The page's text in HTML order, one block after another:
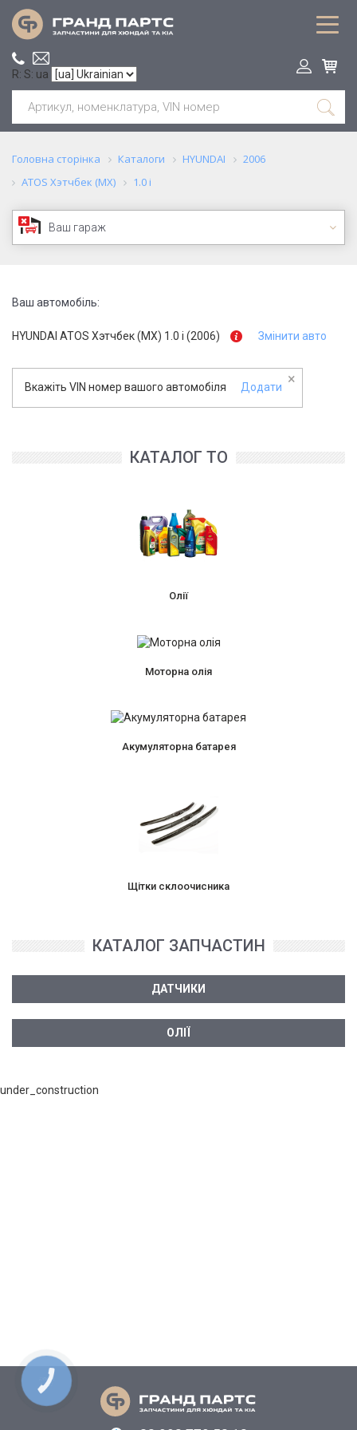
R: S: ua
Головна сторінка Каталоги HYUNDAI
2006
ATOS Хэтчбек (MX)
1.0 i
Ваш гараж
Ваш автомобіль:
HYUNDAI ATOS Хэтчбек (MX) 1.0 i (2006) Змінити авто
Вкажіть VIN номер вашого автомобіля Додати
×
КАТАЛОГ ТО
Олії
Моторна олія
Акумуляторна батарея
Щітки склоочисника
КАТАЛОГ ЗАПЧАСТИН
ДАТЧИКИ
ОЛІЇ
under_construction
КНОПКА
СВЯЗИ